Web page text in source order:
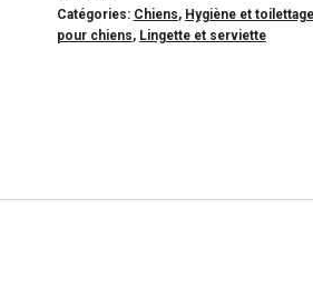
-
Catégories: Chiens, Hygiène et toilettage
pour chiens, Lingette et serviette